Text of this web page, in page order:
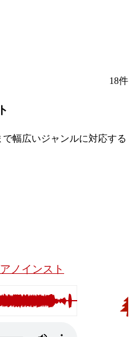
18件
で幅広いジャンルに対応する
ノインスト